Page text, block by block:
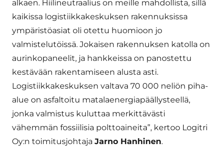
alkaen. Hiilineutraalius on meille mah­dollista, sillä
kaikissa logistiikkakeskuksen rakennuksissa
ympäristöasiat oli otettu huo­mioon jo
valmistelutöissä. Jokaisen rakennuk­sen katolla on
aurinkopaneelit, ja hankkeissa on panostettu
kestävään rakentamiseen alusta asti.
Logistiikkakeskuksen valtava 70 000 neliön piha-
alue on asfaltoitu matalaenergiapäällysteellä,
jonka valmistus kuluttaa merkittävästi
vähemmän fossiilisia polttoai­neita”, kertoo Logitri
Oy:n toimitusjohtaja Jarno Hanhinen.